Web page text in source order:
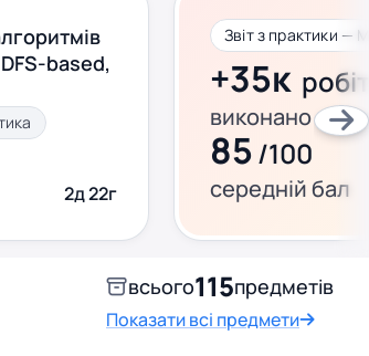
based,
2д 22г
Звіт з практики —
+35к
виконано за
85/100
середній бал
всього115предметів
Показати всі предмети